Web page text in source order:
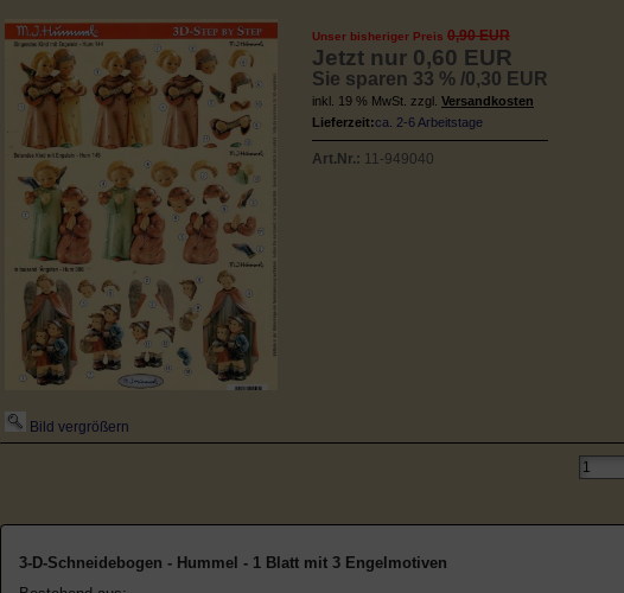
Bild vergrößern
Unser bisheriger Preis 0,90 EUR
Jetzt nur 0,60 EUR
Sie sparen 33 % /0,30 EUR
inkl. 19 % MwSt. zzgl. Versandkosten
Lieferzeit:ca. 2-6 Arbeitstage
Art.Nr.: 11-949040
3-D-Schneidebogen - Hummel - 1 Blatt mit 3 Engelmotiven